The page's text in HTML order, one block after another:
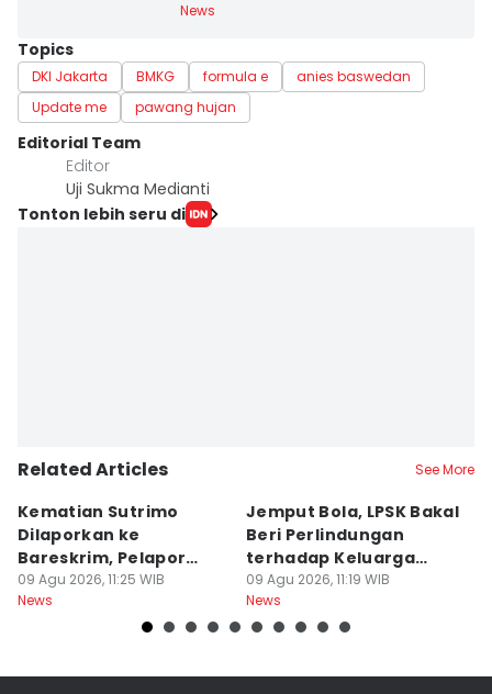
News
Topics
DKI Jakarta BMKG formula e
anies baswedan
Update me
pawang hujan
Editorial Team
Editor
Uji Sukma Medianti
Tonton lebih seru di
Related Articles See More
Kematian Sutrimo
Dilaporkan ke
Bareskrim, Pelapor
Minta Ekshumasi
09 Agu 2026, 11:25 WIB
News
Jemput Bola, LPSK Bakal
Beri Perlindungan
terhadap Keluarga
Sutrimo
09 Agu 2026, 11:19 WIB
News